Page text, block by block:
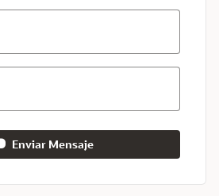
Enviar Mensaje